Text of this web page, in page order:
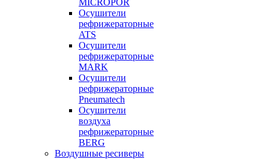
MICROPOR
Осушители
рефрижераторные
ATS
Осушители
рефрижераторные
MARK
Осушители
рефрижераторные
Pneumatech
Осушители
воздуха
рефрижераторные
BERG
Воздушные ресиверы